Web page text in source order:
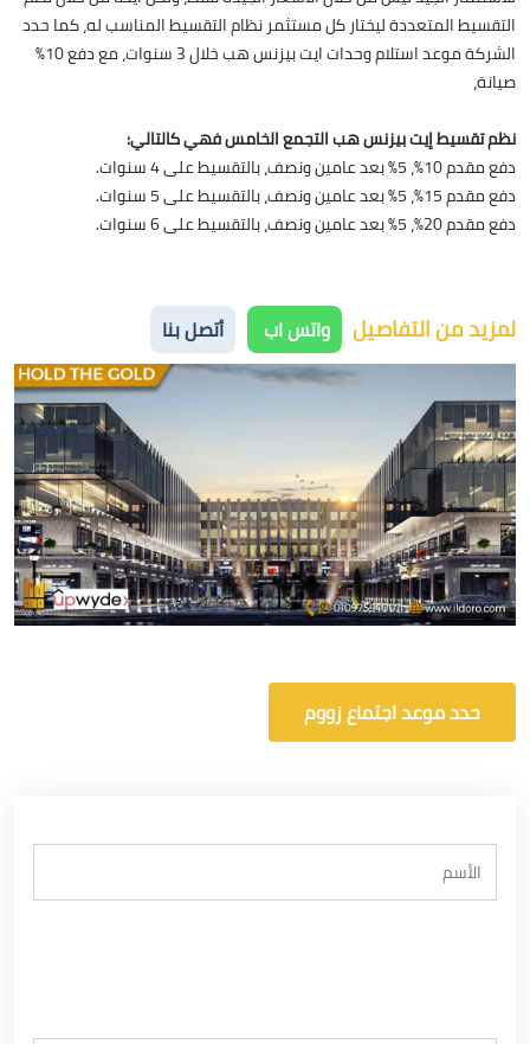
التقسيط المتعددة ليختار كل مستثمر نظام التقسيط المناسب له، كما حدد
الشركة موعد استلام وحدات ايت بيزنس هب خلال 3 سنوات، مع دفع 10%
صيانة،
نظم تقسيط إيت بيزنس هب التجمع الخامس فهي كالتالي:
دفع مقدم 10%، 5% بعد عامين ونصف، بالتقسيط على 4 سنوات.
دفع مقدم 15%، 5% بعد عامين ونصف، بالتقسيط على 5 سنوات.
دفع مقدم 20%، 5% بعد عامين ونصف، بالتقسيط على 6 سنوات.
لمزيد من التفاصيل واتس اب أتصل بنا
حدد موعد اجتماع زووم